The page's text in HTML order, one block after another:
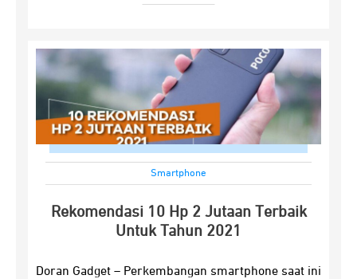
Smartphone
Rekomendasi 10 Hp 2 Jutaan Terbaik
Untuk Tahun 2021
Doran Gadget – Perkembangan smartphone saat ini